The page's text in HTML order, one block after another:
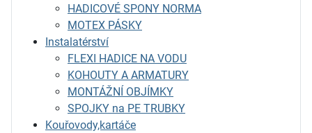
HADICOVÉ SPONY NORMA
MOTEX PÁSKY
Instalatérství
FLEXI HADICE NA VODU
KOHOUTY A ARMATURY
MONTÁŽNÍ OBJÍMKY
SPOJKY na PE TRUBKY
Kouřovody,kartáče